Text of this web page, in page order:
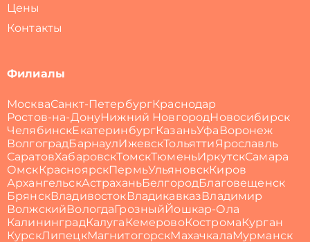
Цены
Контакты
Филиалы
МоскваСанкт-ПетербургКраснодар
Ростов-на-ДонуНижний НовгородНовосибирск
ЧелябинскЕкатеринбургКазаньУфа Воронеж
ВолгоградБарнаулИжевскТольяттиЯрославль
СаратовХабаровскТомскТюменьИркутскСамара
ОмскКрасноярскПермьУльяновскКиров
АрхангельскАстраханьБелгородБлаговещенск
БрянскВладивостокВладикавказВладимир
ВолжскийВологдаГрозныйЙошкар-Ола
КалининградКалуга КемеровоКостромаКурган
КурскЛипецкМагнитогорскМахачкалаМурманск